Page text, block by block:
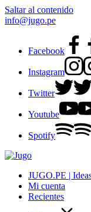
Saltar al contenido
info@jugo.pe
Facebook
Instagram
Twitter
Youtube
Spotify
JUGO.PE |
Mi cuenta
Recientes